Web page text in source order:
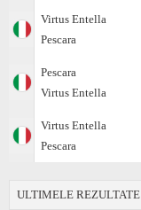
Virtus Entella
Pescara
Pescara
Virtus Entella
Virtus Entella
Pescara
ULTIMELE REZULTATE